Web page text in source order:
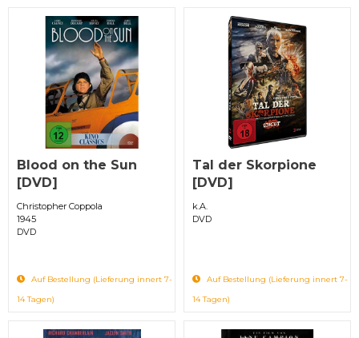
Blood on the Sun
[DVD]
Christopher Coppola
1945
DVD
Auf Bestellung (Lieferung innert 7-
14 Tagen)
Tal der Skorpione
[DVD]
k.A.
DVD
Auf Bestellung (Lieferung innert 7-
14 Tagen)